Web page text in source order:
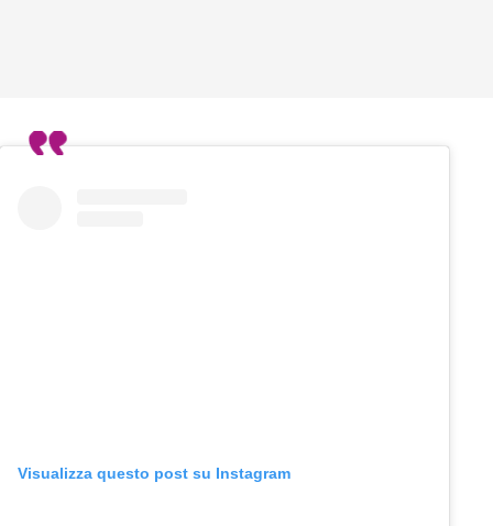
Visualizza questo post su Instagram